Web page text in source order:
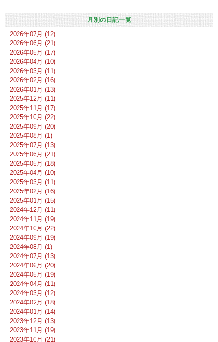
月別の日記一覧
2026年07月 (12)
2026年06月 (21)
2026年05月 (17)
2026年04月 (10)
2026年03月 (11)
2026年02月 (16)
2026年01月 (13)
2025年12月 (11)
2025年11月 (17)
2025年10月 (22)
2025年09月 (20)
2025年08月 (1)
2025年07月 (13)
2025年06月 (21)
2025年05月 (18)
2025年04月 (10)
2025年03月 (11)
2025年02月 (16)
2025年01月 (15)
2024年12月 (11)
2024年11月 (19)
2024年10月 (22)
2024年09月 (19)
2024年08月 (1)
2024年07月 (13)
2024年06月 (20)
2024年05月 (19)
2024年04月 (11)
2024年03月 (12)
2024年02月 (18)
2024年01月 (14)
2023年12月 (13)
2023年11月 (19)
2023年10月 (21)